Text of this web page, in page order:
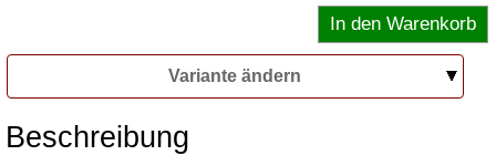
Variante ändern
Beschreibung